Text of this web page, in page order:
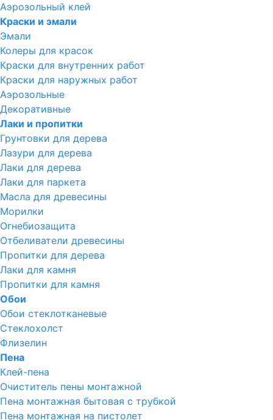
Аэрозольный клей
Краски и эмали
Эмали
Колеры для красок
Краски для внутренних работ
Краски для наружных работ
Аэрозольные
Декоративные
Лаки и пропитки
Грунтовки для дерева
Лазури для дерева
Лаки для дерева
Лаки для паркета
Масла для древесины
Морилки
Огнебиозащита
Отбеливатели древесины
Пропитки для дерева
Лаки для камня
Пропитки для камня
Обои
Обои стеклотканевые
Стеклохолст
Флизелин
Пена
Клей-пена
Очиститель пены монтажной
Пена монтажная бытовая с трубкой
Пена монтажная на пистолет